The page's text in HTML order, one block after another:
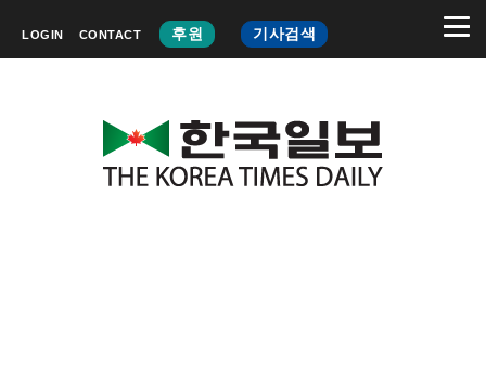
LOGIN CONTACT 후원 기사검색